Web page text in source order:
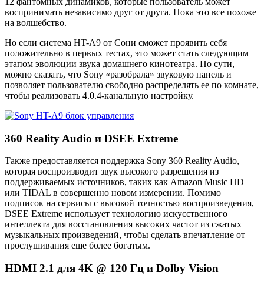
воспринимать независимо друг от друга. Пока это все похоже
на волшебство.
Но если система HT-A9 от Сони сможет проявить себя
положительно в первых тестах, это может стать следующим
этапом эволюции звука домашнего кинотеатра. По сути,
можно сказать, что Sony «разобрала» звуковую панель и
позволяет пользователю свободно распределять ее по комнате,
чтобы реализовать 4.0.4-канальную настройку.
360 Reality Audio и DSEE Extreme
Также предоставляется поддержка Sony 360 Reality Audio,
которая воспроизводит звук высокого разрешения из
поддерживаемых источников, таких как Amazon Music HD
или TIDAL в совершенно новом измерении. Помимо
подписок на сервисы с высокой точностью воспроизведения,
DSEE Extreme использует технологию искусственного
интеллекта для восстановления высоких частот из сжатых
музыкальных произведений, чтобы сделать впечатление от
прослушивания еще более богатым.
HDMI 2.1 для 4K @ 120 Гц и Dolby Vision